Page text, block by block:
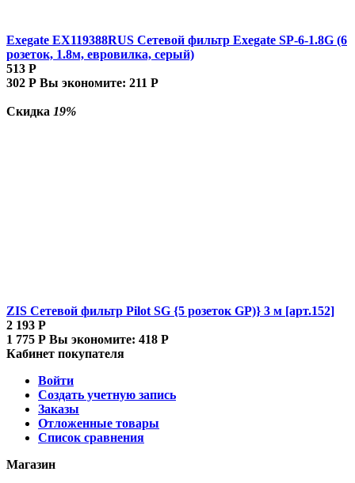
Exegate EX119388RUS Сетевой фильтр Exegate SP-6-1.8G (6
розеток, 1.8м, евровилка, серый)
513 Р
302 Р Вы экономите: 211 Р
Скидка 19%
ZIS Сетевой фильтр Pilot SG {5 розеток GP)} 3 м [арт.152]
2 193 Р
1 775 Р Вы экономите: 418 Р
Кабинет покупателя
Войти
Создать учетную запись
Заказы
Отложенные товары
Список сравнения
Магазин